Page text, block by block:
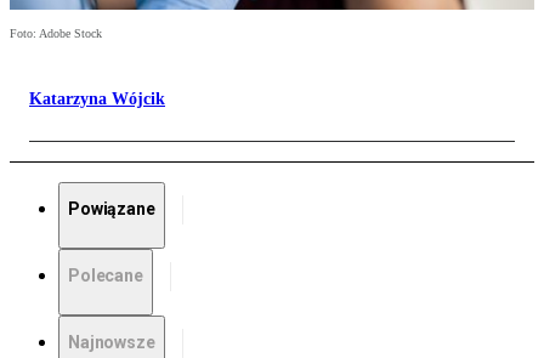
Foto: Adobe Stock
Katarzyna Wójcik
Powiązane
Polecane
Najnowsze